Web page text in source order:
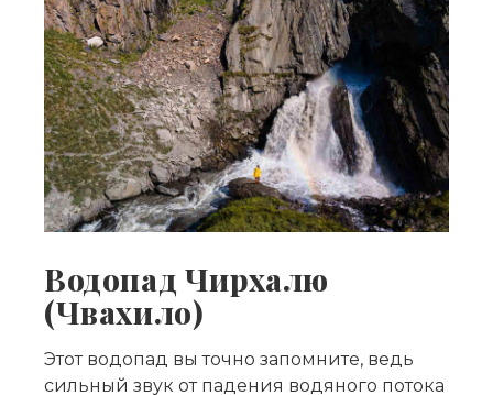
Водопад Чирхалю
(Чвахило)
Этот водопад вы точно запомните, ведь
сильный звук от падения водяного потока